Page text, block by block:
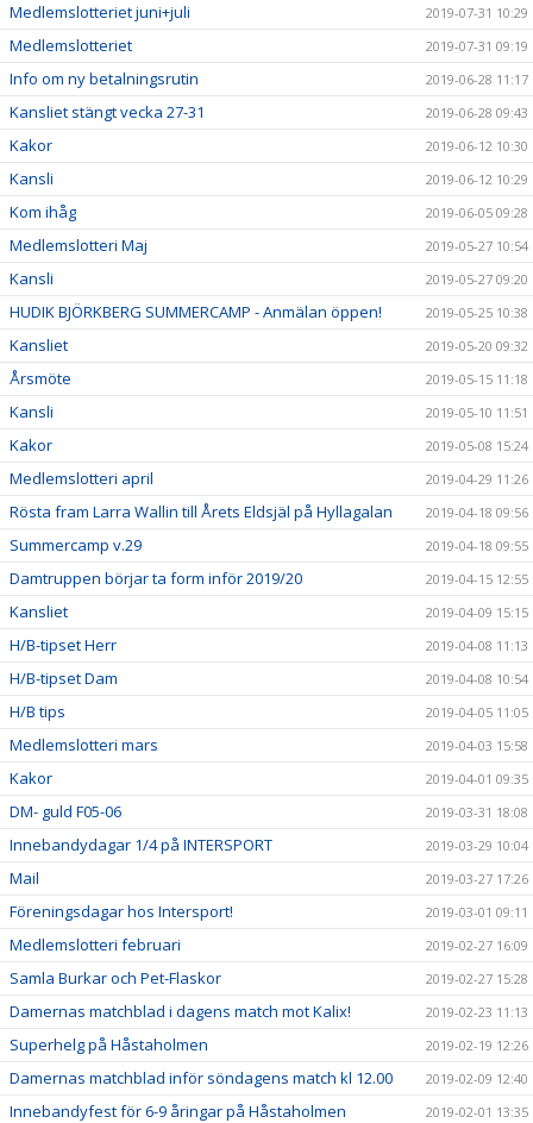
Medlemslotteriet juni+juli 2019-07-31 10:29
Medlemslotteriet 2019-07-31 09:19
Info om ny betalningsrutin 2019-06-28 11:17
Kansliet stängt vecka 27-31 2019-06-28 09:43
Kakor 2019-06-12 10:30
Kansli 2019-06-12 10:29
Kom ihåg 2019-06-05 09:28
Medlemslotteri Maj 2019-05-27 10:54
Kansli 2019-05-27 09:20
HUDIK BJÖRKBERG SUMMERCAMP - Anmälan öppen! 2019-05-25 10:38
Kansliet 2019-05-20 09:32
Årsmöte 2019-05-15 11:18
Kansli 2019-05-10 11:51
Kakor 2019-05-08 15:24
Medlemslotteri april 2019-04-29 11:26
Rösta fram Larra Wallin till Årets Eldsjäl på Hyllagalan 2019-04-18 09:56
Summercamp v.29 2019-04-18 09:55
Damtruppen börjar ta form inför 2019/20 2019-04-15 12:55
Kansliet 2019-04-09 15:15
H/B-tipset Herr 2019-04-08 11:13
H/B-tipset Dam 2019-04-08 10:54
H/B tips 2019-04-05 11:05
Medlemslotteri mars 2019-04-03 15:58
Kakor 2019-04-01 09:35
DM- guld F05-06 2019-03-31 18:08
Innebandydagar 1/4 på INTERSPORT 2019-03-29 10:04
Mail 2019-03-27 17:26
Föreningsdagar hos Intersport! 2019-03-01 09:11
Medlemslotteri februari 2019-02-27 16:09
Samla Burkar och Pet-Flaskor 2019-02-27 15:28
Damernas matchblad i dagens match mot Kalix! 2019-02-23 11:13
Superhelg på Håstaholmen 2019-02-19 12:26
Damernas matchblad inför söndagens match kl 12.00 2019-02-09 12:40
Innebandyfest för 6-9 åringar på Håstaholmen 2019-02-01 13:35